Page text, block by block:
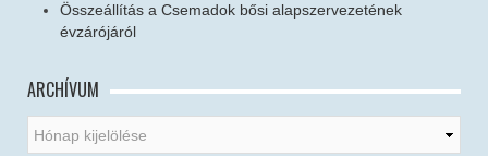
Összeállítás a Csemadok bősi alapszervezetének
évzárójáról
ARCHÍVUM